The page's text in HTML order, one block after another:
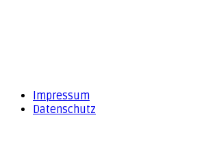
Impressum
Datenschutz